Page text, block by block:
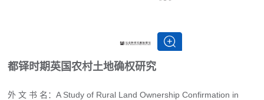
都铎时期英国农村土地确权研究
外 文 书 名：A Study of Rural Land Ownership Confirmation in